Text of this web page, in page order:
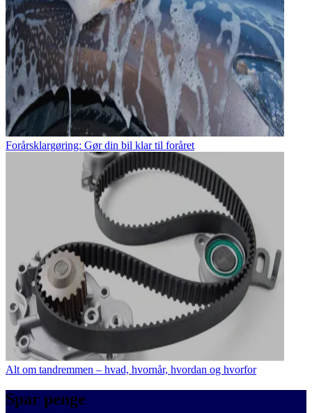
Forårsklargøring: Gør din bil klar til foråret
Alt om tandremmen – hvad, hvornår, hvordan og hvorfor
Spar penge